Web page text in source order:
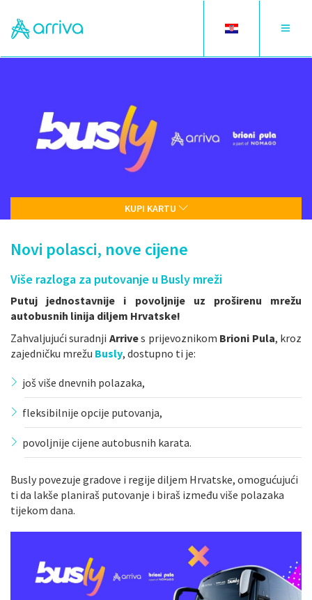
Toggle
Toggle
KUPI KARTU
Novi polasci, nove cijene
Više razloga za putovanje u Busly mreži
Putuj jednostavnije i povoljnije uz proširenu mrežu
autobusnih linija diljem Hrvatske!
Zahvaljujući suradnji Arrives prijevoznikom Brioni Pula, kroz
zajedničku mrežu Busly, dostupno ti je:
još više dnevnih polazaka,
fleksibilnije opcije putovanja,
povoljnije cijene autobusnih karata.
Busly povezuje gradove i regije diljem Hrvatske, omogućujući
ti da lakše planiraš putovanje i biraš između više polazaka
tijekom dana.